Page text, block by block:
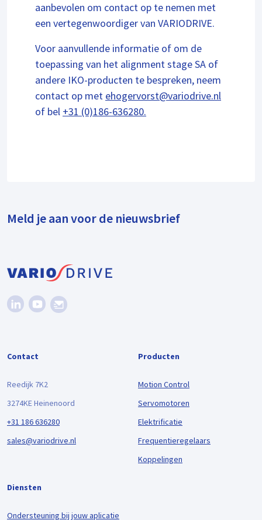
aanbevolen om contact op te nemen met
een vertegenwoordiger van VARIODRIVE.
Voor aanvullende informatie of om de
toepassing van het alignment stage SA of
andere IKO-producten te bespreken, neem
contact op met ehogervorst@variodrive.nl
of bel +31 (0)186-636280.
Meld je aan voor de nieuwsbrief
Contact
Reedijk 7K2
3274KE Heinenoord
+31 186 636280
sales@variodrive.nl
Producten
Motion Control
Servomotoren
Elektrificatie
Frequentieregelaars
Koppelingen
Diensten
Ondersteuning bij jouw aplicatie